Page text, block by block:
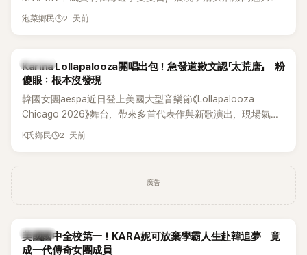
泡菜鄉民 2 天前
K-POP
Karina Lollapalooza開唱出包！急發道歉文認「太荒唐」 粉
傻眼：根本沒發現
韓國女團aespa近日登上美國大型音樂節《Lollapalooza
Chicago 2026》舞台，帶來多首代表作與新歌演出，現場氣氛
嗨翻。不過，成員Karina卻在演出後主動坦承，自己因為太緊
K氏鄉民 2 天前
廣告
K-POP
美國國中全校第一！KARA妮可放棄學霸人生赴韓追夢 竟
成一代傳奇女團成員